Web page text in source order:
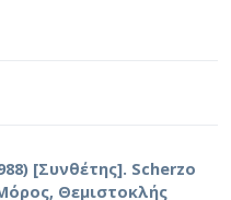
[Συνθέτης]. Scherzo
Θεμιστοκλής